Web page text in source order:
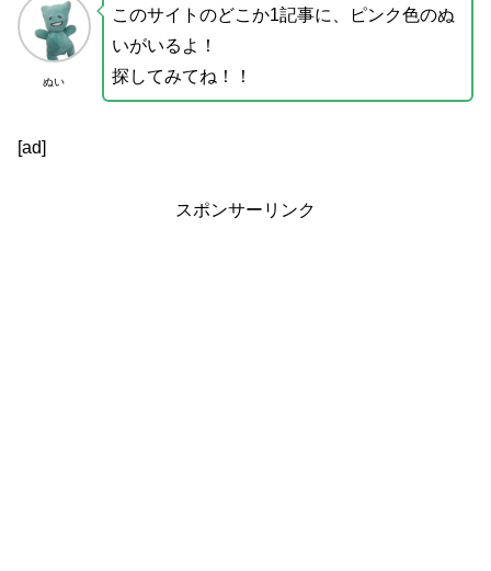
ぬい
このサイトのどこか1記事に、ピンク色のぬ
いがいるよ！
探してみてね！！
[ad]
スポンサーリンク